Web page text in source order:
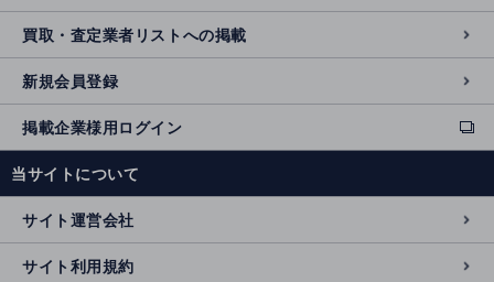
買取・査定業者リストへの掲載
新規会員登録
掲載企業様用ログイン
ext
e
n
al
si
t
当サイトについて
サイト運営会社
サイト利用規約